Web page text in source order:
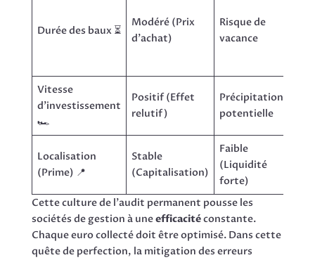
Durée des baux ⏳
Modéré (Prix
d’achat)
Risque de
vacance
Vitesse
d’investissement
🏎️
Positif (Effet
relutif)
Précipitation
potentielle
Localisation
(Prime) 📍
Stable
(Capitalisation)
Faible
(Liquidité
forte)
Cette culture de l’audit permanent pousse les
sociétés de gestion à uneefficacitéconstante.
Chaque euro collecté doit être optimisé. Dans cette
quête de perfection, la mitigation des erreurs